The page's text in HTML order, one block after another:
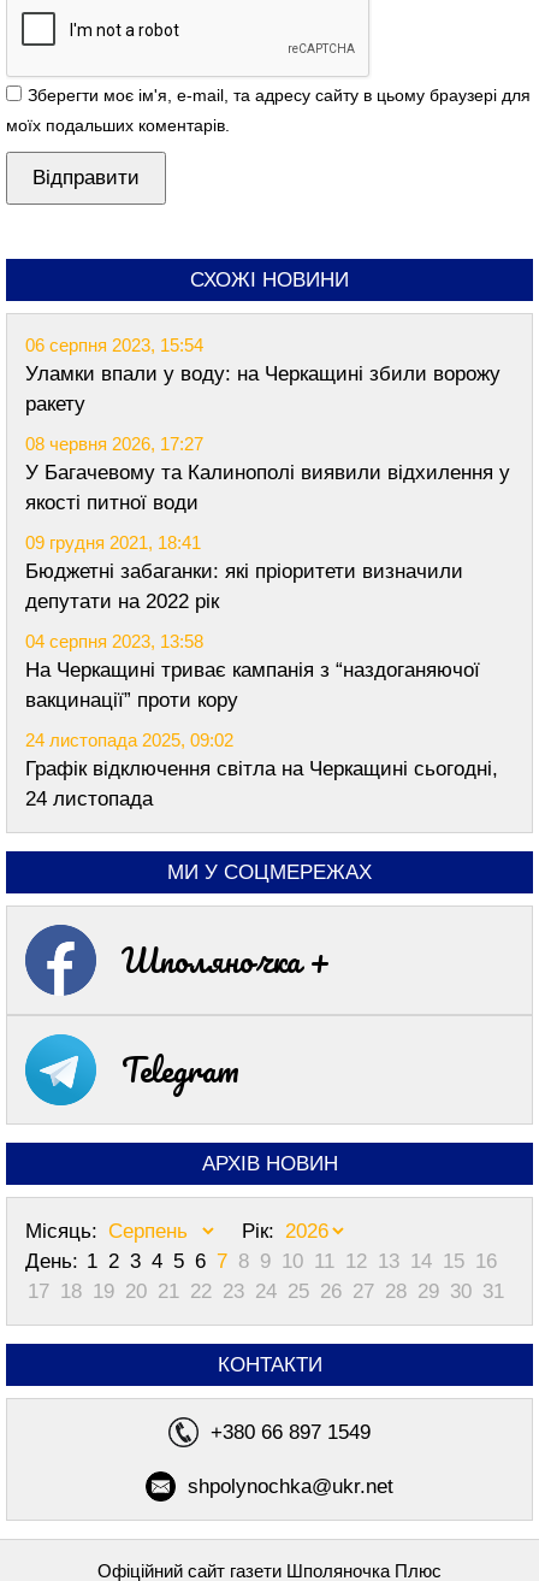
Зберегти моє ім'я, e-mail, та адресу сайту в цьому браузері для
моїх подальших коментарів.
СХОЖІ НОВИНИ
06 серпня 2023, 15:54
Уламки впали у воду: на Черкащині збили ворожу
ракету
08 червня 2026, 17:27
У Багачевому та Калинополі виявили відхилення у
якості питної води
09 грудня 2021, 18:41
Бюджетні забаганки: які пріоритети визначили
депутати на 2022 рік
04 серпня 2023, 13:58
На Черкащині триває кампанія з “наздоганяючої
вакцинації” проти кору
24 листопада 2025, 09:02
Графік відключення світла на Черкащині сьогодні,
24 листопада
МИ У СОЦМЕРЕЖАХ
Шполяночка +
Telegram
АРХІВ НОВИН
Місяць:
Рік:
День: 1 2 3 4 5 6 7 8 9 10 11 12 13 14 15 16
17 18 19 20 21 22 23 24 25 26 27 28 29 30 31
КОНТАКТИ
+380 66 897 1549
shpolynochka@ukr.net
Офіційний сайт газети Шполяночка Плюс